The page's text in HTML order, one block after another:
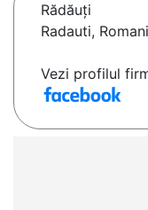
Rădăuţi
Radauti,
Vezi profilul